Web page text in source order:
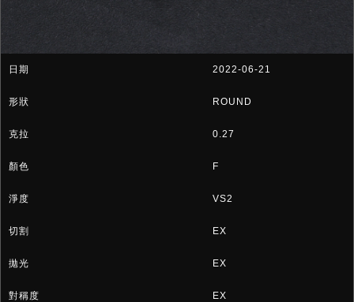
2022-06-21
ROUND
0.27
F
VS2
EX
EX
EX